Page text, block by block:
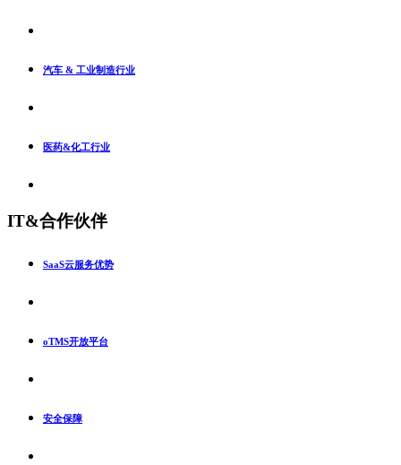
汽车 & 工业制造行业
医药&化工行业
IT&合作伙伴
SaaS云服务优势
oTMS开放平台
安全保障